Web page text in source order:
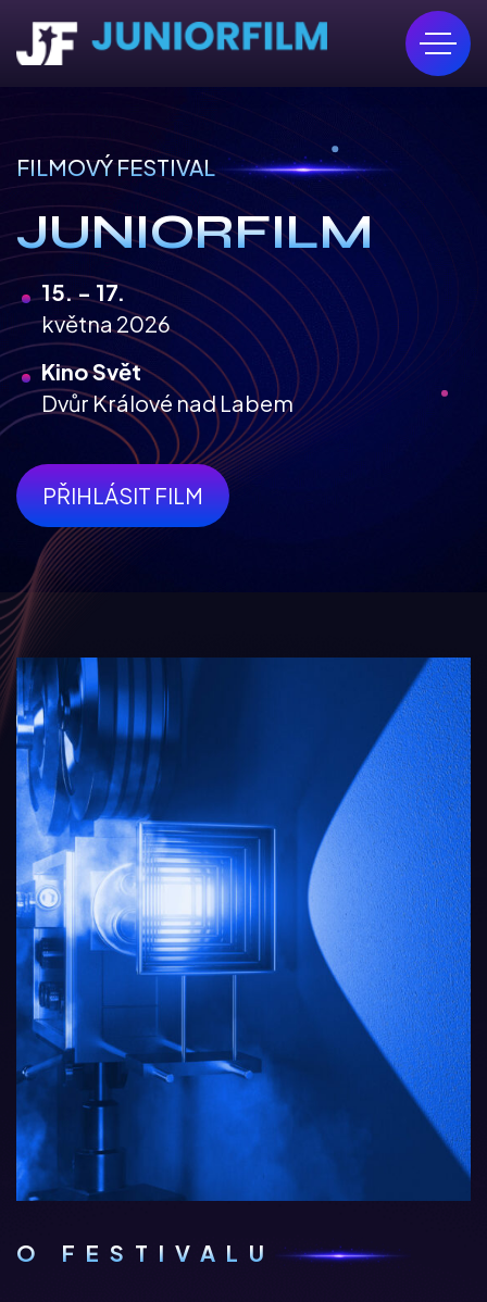
FILMOVÝ FESTIVAL
JUNIORFILM
15. - 17.
května 2026
Kino Svět
Dvůr Králové nad Labem
PŘIHLÁSIT FILM
O FESTIVALU